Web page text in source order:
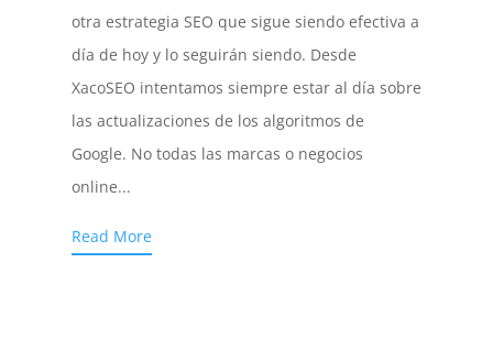
otra estrategia SEO que sigue siendo efectiva a
día de hoy y lo seguirán siendo. Desde
XacoSEO intentamos siempre estar al día sobre
las actualizaciones de los algoritmos de
Google. No todas las marcas o negocios
online...
Read More